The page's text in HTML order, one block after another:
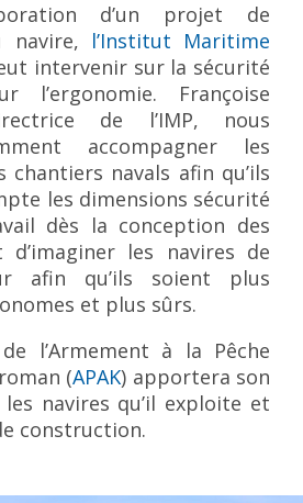
d’un projet de
navire, l’Institut Maritime
intervenir sur la sécurité
l’ergonomie. Françoise
de l’IMP, nous
accompagner les
navals afin qu’ils
les dimensions sécurité
dès la conception des
d’imaginer les navires de
afin qu’ils soient plus
et plus sûrs.
de l’Armement à la Pêche
(APAK) apportera son
navires qu’il exploite et
construction.